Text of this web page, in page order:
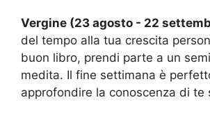
Vergine (23 agosto - 22
del tempo alla tua crescita
buon libro, prendi parte a un
medita. Il fine settimana è
approfondire la conoscenza di te